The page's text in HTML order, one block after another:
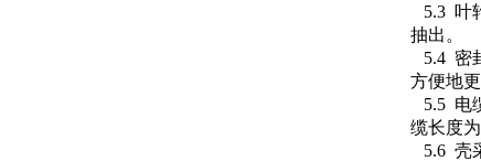
5.3 叶
抽出。
5.4 密
方便地更
5.5 电
缆长度
5.6 壳